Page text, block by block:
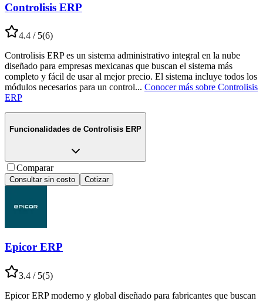
Controlisis ERP
4.4 / 5(6)
Controlisis ERP es un sistema administrativo integral en la nube
diseñado para empresas mexicanas que buscan el sistema más
completo y fácil de usar al mejor precio. El sistema incluye todos los
módulos necesarios para un control... Conocer más sobre Controlisis
ERP
Funcionalidades de Controlisis ERP
Comparar
Consultar sin costo Cotizar
Epicor ERP
3.4 / 5(5)
Epicor ERP moderno y global diseñado para fabricantes que buscan